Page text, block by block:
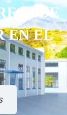
DE
EN EL